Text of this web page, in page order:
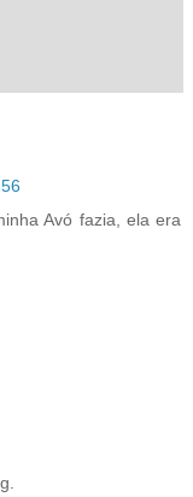
Avó fazia, ela era